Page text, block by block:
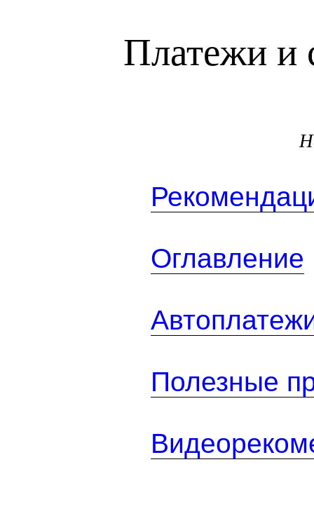
Платежи и
Оглавление
Полезные